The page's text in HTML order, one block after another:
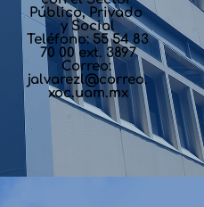
Público, Privado
y Social
Teléfono: 55 54 83
70 00 ext. 3897
Correo:
jalvarezl@correo.
xoc.uam.mx